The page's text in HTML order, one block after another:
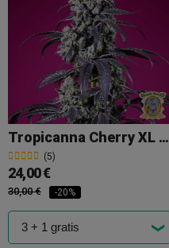
Tropicanna Cherry XL Auto Sweet Seeds
(5)
24,00 €
30,00 € -20%